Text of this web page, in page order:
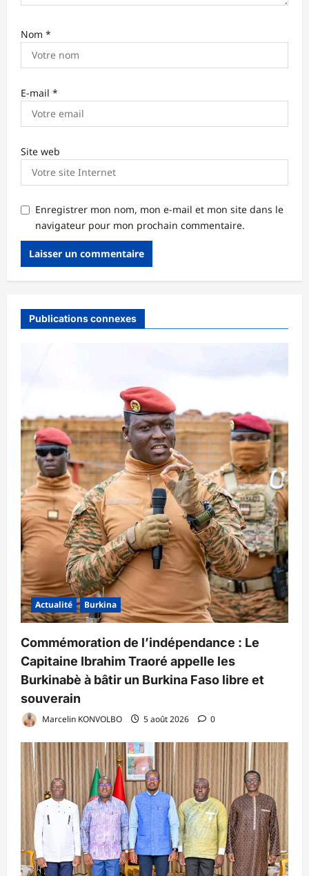
Nom *
E-mail *
Site web
Enregistrer mon nom, mon e-mail et mon site dans le
navigateur pour mon prochain commentaire.
Publications connexes
Actualité Burkina
Commémoration de l’indépendance : Le
Capitaine Ibrahim Traoré appelle les
Burkinabè à bâtir un Burkina Faso libre et
souverain
Marcelin KONVOLBO 5 août 2026 0